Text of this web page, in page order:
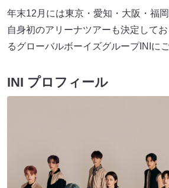
年末12月には東京・愛知・大阪・福
自身初のアリーナツアーも決定して
るグローバルボーイズグループINIに
INI プロフィール